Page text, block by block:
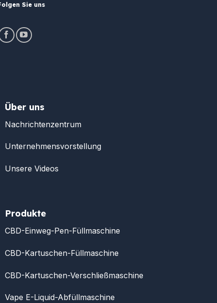
Sie uns
Über uns
Nachrichtenzentrum
Unternehmensvorstellung
Unsere Videos
Produkte
CBD-Einweg-Pen-Füllmaschine
CBD-Kartuschen-Füllmaschine
CBD-Kartuschen-Verschließmaschine
Vape E-Liquid-Abfüllmaschine